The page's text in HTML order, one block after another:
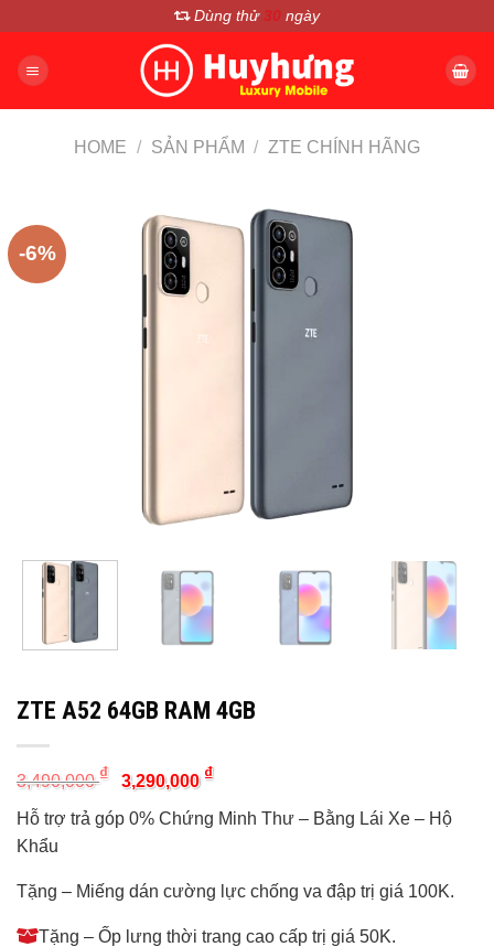
nội
Dùng thử 30 ngày
HOME / SẢN PHẨM / ZTE CHÍNH HÃNG
-6%
ZTE A52 64GB RAM 4GB
3,490,000₫
Original
price
was:
3,490,000 ₫.
3,290,000 ₫Current
is:
3,290,000 ₫.
Hỗ trợ trả góp 0% Chứng Minh Thư – Bằng Lái Xe – Hộ
Khẩu
Tặng – Miếng dán cường lực chống va đập trị giá 100K.
Tặng – Ốp lưng thời trang cao cấp trị giá 50K.